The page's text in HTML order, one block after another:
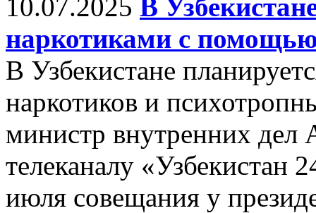
10.07.2025 В
наркотиками с помощью
В Узбекистане
наркотиков и
министр внутренних дел
телеканалу «Узбекистан
июля совещания у